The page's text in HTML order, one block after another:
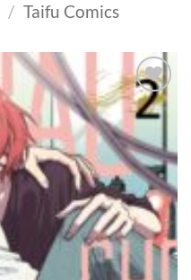
/ Taifu Comics
Ajouter
à la
wishlist